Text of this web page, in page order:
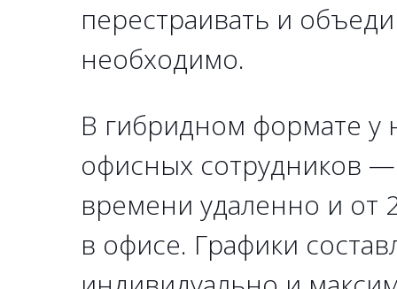
перестраивать и
необходимо.
В гибридном формате у
офисных сотрудников
времени удаленно и от
в офисе. Графики